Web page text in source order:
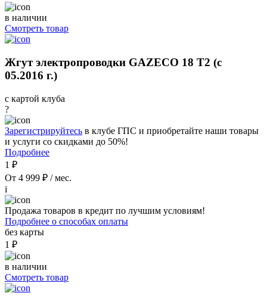
в наличии
Смотреть товар
Жгут электропроводки GAZECO 18 Т2 (с
05.2016 г.)
с картой клуба
?
Зарегистрируйтесь в клубе ГПС и приобретайте наши товары
и услуги со скидками до 50%!
Подробнее
1 ₽
От 4 999 ₽ / мес.
i
Продажа товаров в кредит по лучшим условиям!
Подробнее о способах оплаты
без карты
1 ₽
в наличии
Смотреть товар